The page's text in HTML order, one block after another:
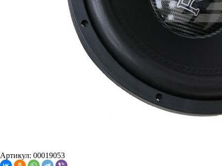
Артикул: 00019053